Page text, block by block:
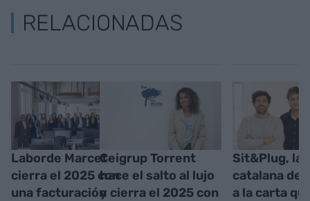
RELACIONADAS
Laborde Marcet
cierra el 2025 con
una facturación
Ceigrup Torrent
hace el salto al lujo
y cierra el 2025 con
Sit&Plug, la
catalana de
a la carta